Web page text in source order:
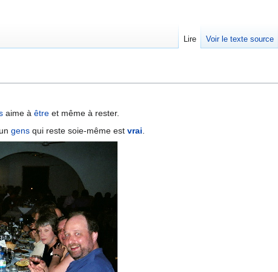
aime à être et même à rester.
gens qui reste soie-même est vrai
Lire Voir le texte source